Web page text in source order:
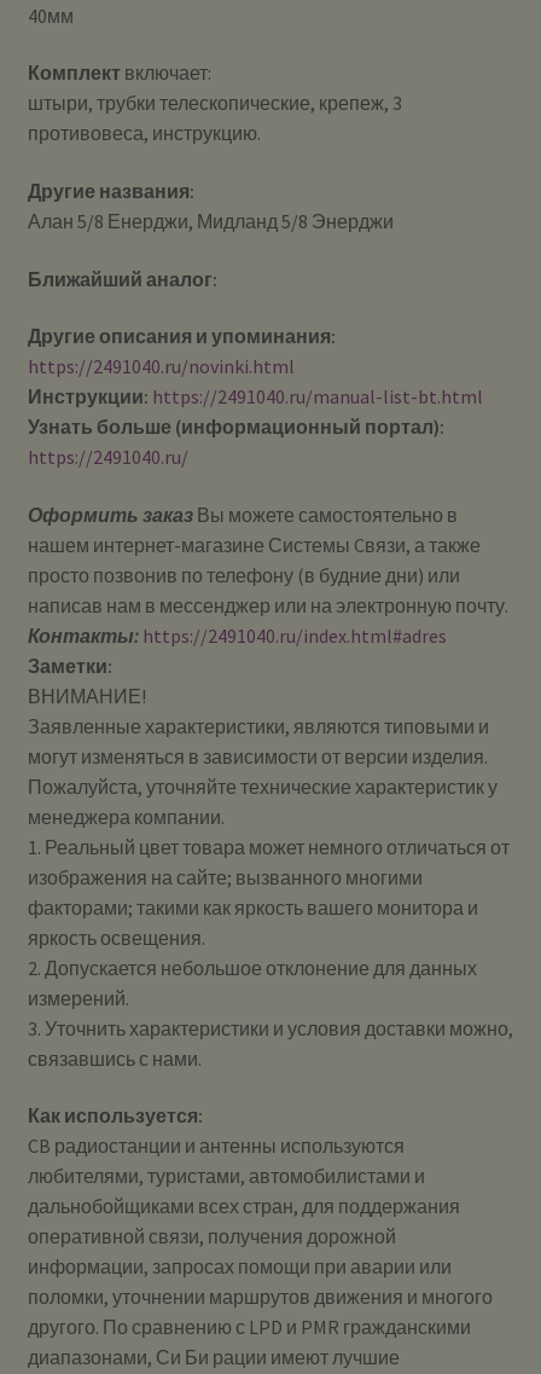
40мм
Комплектвключает:
штыри, трубки телескопические, крепеж, 3
противовеса, инструкцию.
Другие названия:
Алан 5/8 Енерджи, Мидланд 5/8 Энерджи
Ближайший аналог:
Другие описания и упоминания:
https://2491040.ru/novinki.html
Инструкции: https://2491040.ru/manual-list-bt.html
Узнать больше (информационный портал):
https://2491040.ru/
Оформить заказВы можете самостоятельно в
нашем интернет-магазине Системы Cвязи, а также
просто позвонив по телефону (в будние дни) или
написав нам в мессенджер или на электронную почту.
Контакты: https://2491040.ru/index.html#adres
Заметки:
ВНИМАНИЕ!
Заявленные характеристики, являются типовыми и
могут изменяться в зависимости от версии изделия.
Пожалуйста, уточняйте технические характеристик у
менеджера компании.
1. Реальный цвет товара может немного отличаться от
изображения на сайте; вызванного многими
факторами; такими как яркость вашего монитора и
яркость освещения.
2. Допускается небольшое отклонение для данных
измерений.
3. Уточнить характеристики и условия доставки можно,
связавшись с нами.
Как используется:
CB радиостанции и антенны используются
любителями, туристами, автомобилистами и
дальнобойщиками всех стран, для поддержания
оперативной связи, получения дорожной
информации, запросах помощи при аварии или
поломки, уточнении маршрутов движения и многого
другого. По сравнению с LPD и PMR гражданскими
диапазонами, Си Би рации имеют лучшие